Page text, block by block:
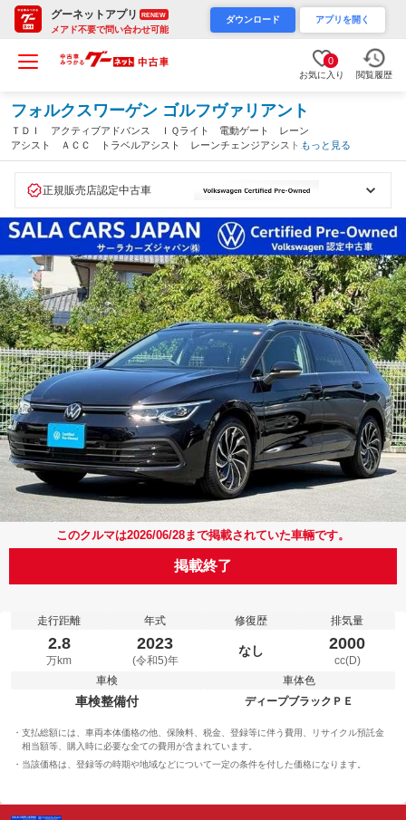
グーネットアプリ RENEW
メアド不要で問い合わせ可能
ダウンロード アプリを開く
0
お気に入り 閲覧履歴
フォルクスワーゲン ゴルフヴァリアント
ＴＤＩ アクティブアドバンス ＩＱライト 電動ゲート レーン
アシスト ＡＣＣ トラベルアシスト レーンチェンジアシスト
リヤトラフィックアラート 障害物センサー アンビエントライ
県）
もっと見る
正規販売店認定中古車
このクルマは2026/06/28まで掲載されていた車輛です。
掲載終了
走行距離
2.8
万km
年式
2023
(令和5)年
修復歴
なし
排気量
2000
cc(D)
車検
車検整備付
車体色
ディープブラックＰＥ
支払総額には、車両本体価格の他、保険料、税金、登録等に伴う費用、リサイクル預託金
相当額等、購入時に必要な全ての費用が含まれています。
当該価格は、登録等の時期や地域などについて一定の条件を付した価格になります。